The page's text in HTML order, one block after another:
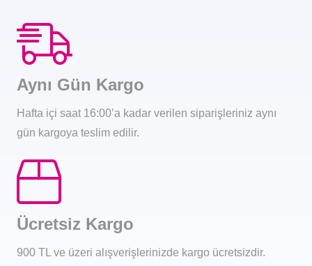
Aynı Gün Kargo
Hafta içi saat 16:00’a kadar verilen siparişleriniz aynı
gün kargoya teslim edilir.
Ücretsiz Kargo
900 TL ve üzeri alışverişlerinizde kargo ücretsizdir.